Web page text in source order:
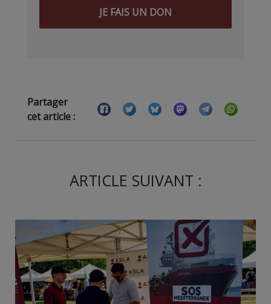
JE FAIS UN DON
Partager
cet article :
ARTICLE SUIVANT :